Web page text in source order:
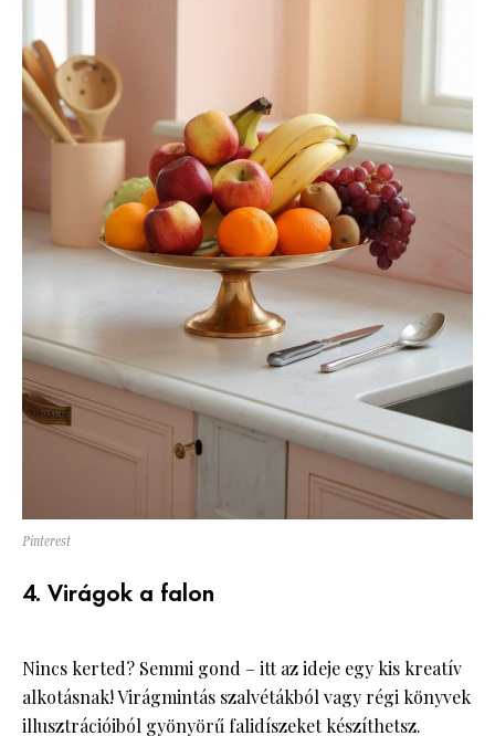
Pinterest
4. Virágok a falon
Nincs kerted? Semmi gond – itt az ideje egy kis kreatív
alkotásnak! Virágmintás szalvétákból vagy régi könyvek
illusztrációiból gyönyörű falidíszeket készíthetsz.